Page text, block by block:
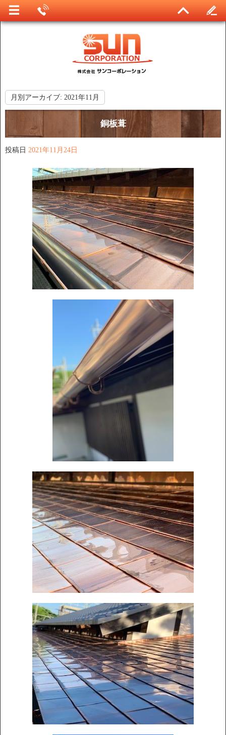
月別アーカイブ: 2021年11月
銅板葺
投稿日 2021年11月24日